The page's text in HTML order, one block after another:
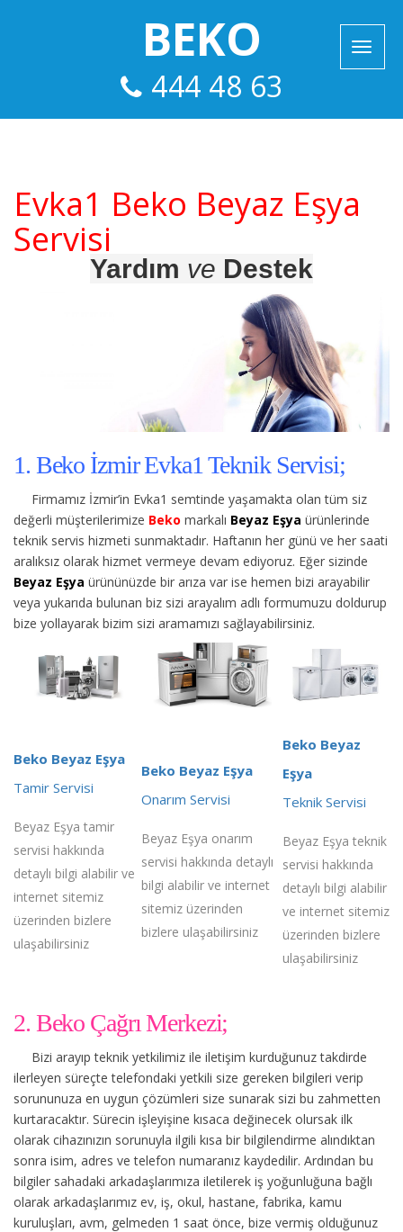
BEKO
444 48 63
Evka1 Beko Beyaz Eşya
Servisi
Yardım ve Destek
1. Beko İzmir Evka1 Teknik Servisi;
Firmamız İzmir’in Evka1 semtinde yaşamakta olan tüm siz
değerli müşterilerimize Beko markalı Beyaz Eşya ürünlerinde
teknik servis hizmeti sunmaktadır. Haftanın her günü ve her saati
aralıksız olarak hizmet vermeye devam ediyoruz. Eğer sizinde
Beyaz Eşya ürününüzde bir arıza var ise hemen bizi arayabilir
veya yukarıda bulunan biz sizi arayalım adlı formumuzu doldurup
bize yollayarak bizim sizi aramamızı sağlayabilirsiniz.
Beko Beyaz Eşya
Tamir Servisi
Beyaz Eşya tamir
servisi hakkında
detaylı bilgi alabilir ve
internet sitemiz
üzerinden bizlere
ulaşabilirsiniz
Beko Beyaz Eşya
Onarım Servisi
Beyaz Eşya onarım
servisi hakkında detaylı
bilgi alabilir ve internet
sitemiz üzerinden
bizlere ulaşabilirsiniz
Beko Beyaz
Eşya
Teknik Servisi
Beyaz Eşya teknik
servisi hakkında
detaylı bilgi alabilir
ve internet sitemiz
üzerinden bizlere
ulaşabilirsiniz
2. Beko Çağrı Merkezi;
Bizi arayıp teknik yetkilimiz ile iletişim kurduğunuz takdirde
ilerleyen süreçte telefondaki yetkili size gereken bilgileri verip
sorununuza en uygun çözümleri size sunarak sizi bu zahmetten
kurtaracaktır. Sürecin işleyişine kısaca değinecek olursak ilk
olarak cihazınızın sorunuyla ilgili kısa bir bilgilendirme alındıktan
sonra isim, adres ve telefon numaranız kaydedilir. Ardından bu
bilgiler sahadaki arkadaşlarımıza iletilerek iş yoğunluğuna bağlı
olarak arkadaşlarımız ev, iş, okul, hastane, fabrika, kamu
kuruluşları, avm, gelmeden 1 saat önce, bize vermiş olduğunuz